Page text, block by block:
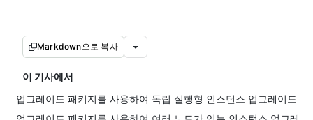
Markdown으로 복사
이 기사에서
업그레이드 패키지를 사용하여 독립 실행형 인스턴스 업그레이드